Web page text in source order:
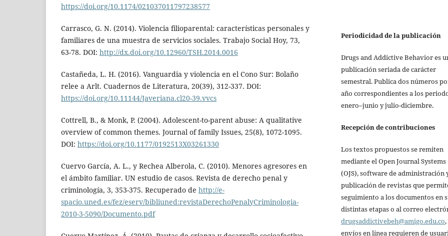
https://doi.org/10.1174/021037011797238577
Carrasco, G. N. (2014). Violencia filioparental: características personales y
familiares de una muestra de servicios sociales. Trabajo Social Hoy, 73,
63-78. DOI: http://dx.doi.org/10.12960/TSH.2014.0016
Castañeda, L. H. (2016). Vanguardia y violencia en el Cono Sur: Bolaño
relee a Arlt. Cuadernos de Literatura, 20(39), 312-337. DOI:
https://doi.org/10.11144/Javeriana.cl20-39.vvcs
Cottrell, B., & Monk, P. (2004). Adolescent-to-parent abuse: A qualitative
overview of common themes. Journal of family Issues, 25(8), 1072-1095.
DOI: https://doi.org/10.1177/0192513X03261330
Cuervo García, A. L., y Rechea Alberola, C. (2010). Menores agresores en
el ámbito familiar. UN estudio de casos. Revista de derecho penal y
criminología, 3, 353-375. Recuperado de http://e-
spacio.uned.es/fez/eserv/bibliuned:revistaDerechoPenalyCriminologia-
2010-3-5090/Documento.pdf
Periodicidad de la publicación
Drugs and Addictive Behavior es
publicación seriada de carácter
semestral. Publica dos números
año correspondientes a los
enero–junio y julio-diciembre.
Recepción de contribuciones
Los textos propuestos se remiten
mediante el Open Journal Systems
(OJS), software de administración
publicación de revistas que
seguimiento a los documentos en
distintas etapas o al correo
drugsaddictivebeh@amigo.edu.co
envíos en línea requieren de